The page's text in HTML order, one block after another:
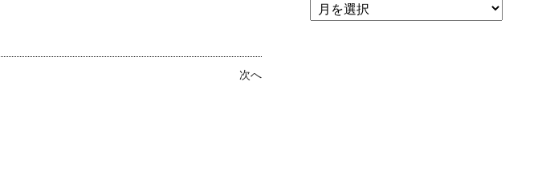
次へ